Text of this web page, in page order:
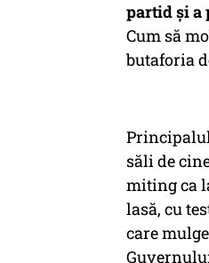
partid și
Cum să
butaforia
săli de
miting ca
lasă, cu
care